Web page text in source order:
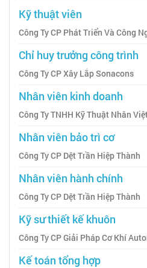
Kỹ thuật viên
Công Ty CP Phát Triển Và Công
Chỉ huy trưởng công trình
Công Ty CP Xây Lắp Sonacons
Nhân viên kinh doanh
Công Ty TNHH Kỹ Thuật Nhân
Nhân viên bảo trì cơ
Công Ty CP Dệt Trần Hiệp Thành
Nhân viên hành chính
Công Ty CP Dệt Trần Hiệp Thành
Kỹ sư thiết kế khuôn
Công Ty CP Giải Pháp Cơ Khí
Kế toán tổng hợp